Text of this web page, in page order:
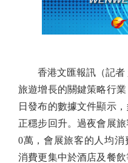
香港文匯報訊（記者
旅遊增長的關鍵策略行
日發布的數據文件顯示
正穩步回升。過夜會展
0萬，會展旅客的人均消
消費更集中於酒店及餐